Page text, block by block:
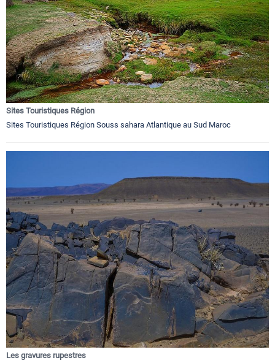
Sites Touristiques Région
Sites Touristiques Région Souss sahara Atlantique au Sud Maroc
Les gravures rupestres